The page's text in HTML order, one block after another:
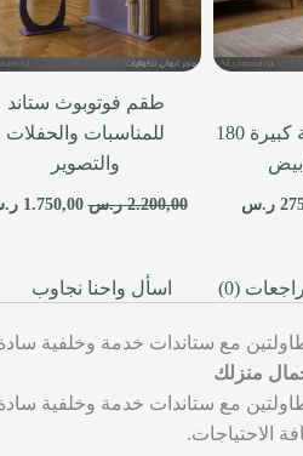
شجرة موز صناعية كبيرة 180
ر.س
طقم فوتوبوث ستاند
للمناسبات والحفلات
والتصوير
2.200,00 ر.س 1.750,00
(0) اسأل واحنا نجاوب
مع ستاندات خدمة وخلفية
منزلك
الاحتياجات.